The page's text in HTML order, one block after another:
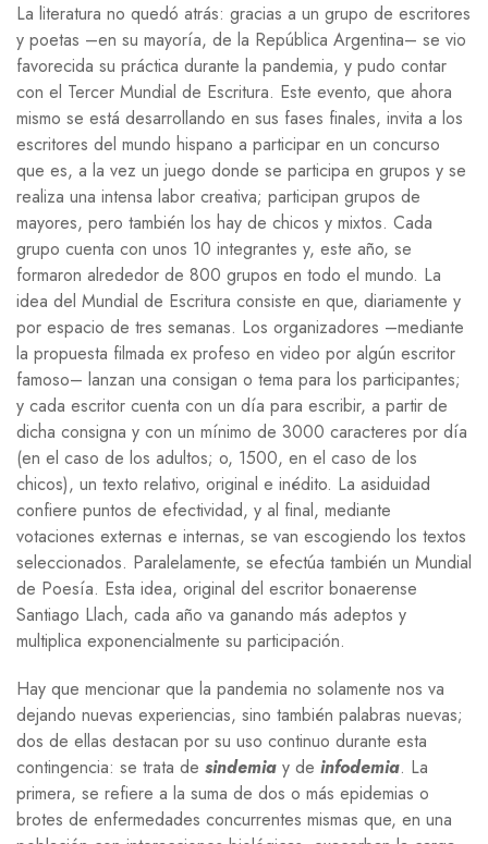
La literatura no quedó atrás: gracias a un grupo de escritores
y poetas –en su mayoría, de la República Argentina– se vio
favorecida su práctica durante la pandemia, y pudo contar
con el Tercer Mundial de Escritura. Este evento, que ahora
mismo se está desarrollando en sus fases finales, invita a los
escritores del mundo hispano a participar en un concurso
que es, a la vez un juego donde se participa en grupos y se
realiza una intensa labor creativa; participan grupos de
mayores, pero también los hay de chicos y mixtos. Cada
grupo cuenta con unos 10 integrantes y, este año, se
formaron alrededor de 800 grupos en todo el mundo. La
idea del Mundial de Escritura consiste en que, diariamente y
por espacio de tres semanas. Los organizadores –mediante
la propuesta filmada ex profeso en video por algún escritor
famoso– lanzan una consigan o tema para los participantes;
y cada escritor cuenta con un día para escribir, a partir de
dicha consigna y con un mínimo de 3000 caracteres por día
(en el caso de los adultos; o, 1500, en el caso de los
chicos), un texto relativo, original e inédito. La asiduidad
confiere puntos de efectividad, y al final, mediante
votaciones externas e internas, se van escogiendo los textos
seleccionados. Paralelamente, se efectúa también un Mundial
de Poesía. Esta idea, original del escritor bonaerense
Santiago Llach, cada año va ganando más adeptos y
multiplica exponencialmente su participación.
Hay que mencionar que la pandemia no solamente nos va
dejando nuevas experiencias, sino también palabras nuevas;
dos de ellas destacan por su uso continuo durante esta
contingencia: se trata de sindemia y de infodemia. La
primera, se refiere a la suma de dos o más epidemias o
brotes de enfermedades concurrentes mismas que, en una